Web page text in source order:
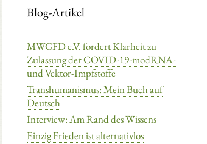
Blog-Artikel
MWGFD e.V. fordert Klarheit zu
Zulassung der COVID-19-modRNA-
und Vektor-Impfstoffe
Transhumanismus: Mein Buch auf
Deutsch
Interview: Am Rand des Wissens
Einzig Frieden ist alternativlos